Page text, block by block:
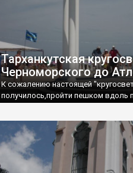
Тарханкутская
Черноморского до
К сожалению настоящей
получилось,пройти пешком вдоль